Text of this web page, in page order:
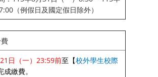
（例假日及國定假日除外）
日（一）23:59前至【校外學生校際
成繳費。